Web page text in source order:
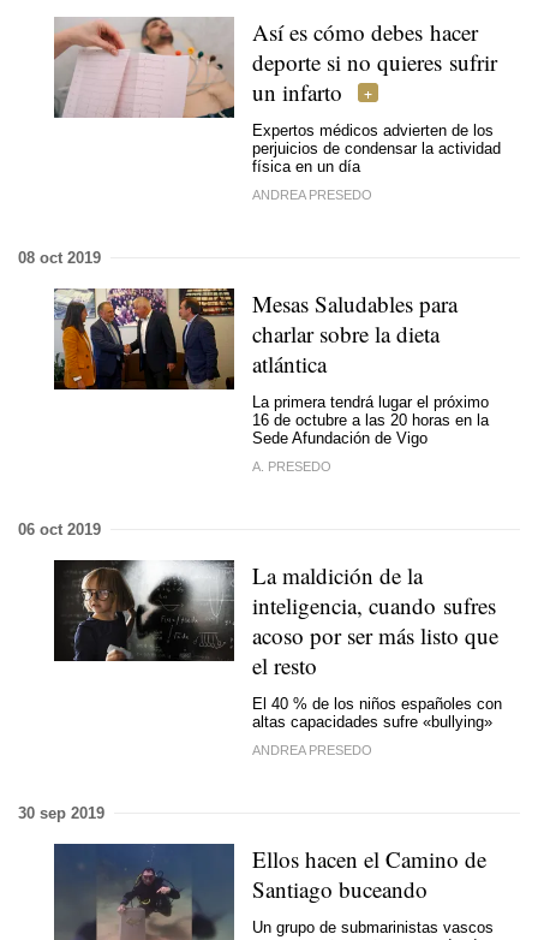
Así es cómo debes hacer
deporte si no quieres sufrir
un infarto
Expertos médicos advierten de los
perjuicios de condensar la actividad
física en un día
ANDREA PRESEDO
08 oct 2019
Mesas Saludables para
charlar sobre la dieta
atlántica
La primera tendrá lugar el próximo
16 de octubre a las 20 horas en la
Sede Afundación de Vigo
A. PRESEDO
06 oct 2019
La maldición de la
inteligencia, cuando sufres
acoso por ser más listo que
el resto
El 40 % de los niños españoles con
altas capacidades sufre «bullying»
ANDREA PRESEDO
30 sep 2019
Ellos hacen el Camino de
Santiago buceando
Un grupo de submarinistas vascos